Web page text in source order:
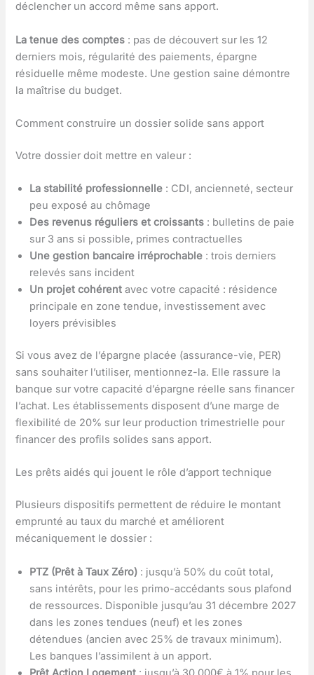
déclencher un accord même sans apport.
La tenue des comptes : pas de découvert sur les 12
derniers mois, régularité des paiements, épargne
résiduelle même modeste. Une gestion saine démontre
la maîtrise du budget.
Comment construire un dossier solide sans apport
Votre dossier doit mettre en valeur :
La stabilité professionnelle : CDI, ancienneté, secteur
peu exposé au chômage
Des revenus réguliers et croissants : bulletins de paie
sur 3 ans si possible, primes contractuelles
Une gestion bancaire irréprochable : trois derniers
relevés sans incident
Un projet cohérent avec votre capacité : résidence
principale en zone tendue, investissement avec
loyers prévisibles
Si vous avez de l’épargne placée (assurance-vie, PER)
sans souhaiter l’utiliser, mentionnez-la. Elle rassure la
banque sur votre capacité d’épargne réelle sans financer
l’achat. Les établissements disposent d’une marge de
flexibilité de 20% sur leur production trimestrielle pour
financer des profils solides sans apport.
Les prêts aidés qui jouent le rôle d’apport technique
Plusieurs dispositifs permettent de réduire le montant
emprunté au taux du marché et améliorent
mécaniquement le dossier :
PTZ (Prêt à Taux Zéro) : jusqu’à 50% du coût total,
sans intérêts, pour les primo-accédants sous plafond
de ressources. Disponible jusqu’au 31 décembre 2027
dans les zones tendues (neuf) et les zones
détendues (ancien avec 25% de travaux minimum).
Les banques l’assimilent à un apport.